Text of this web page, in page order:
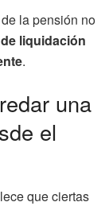
la pensión no
liquidación
.
una
el
que ciertas